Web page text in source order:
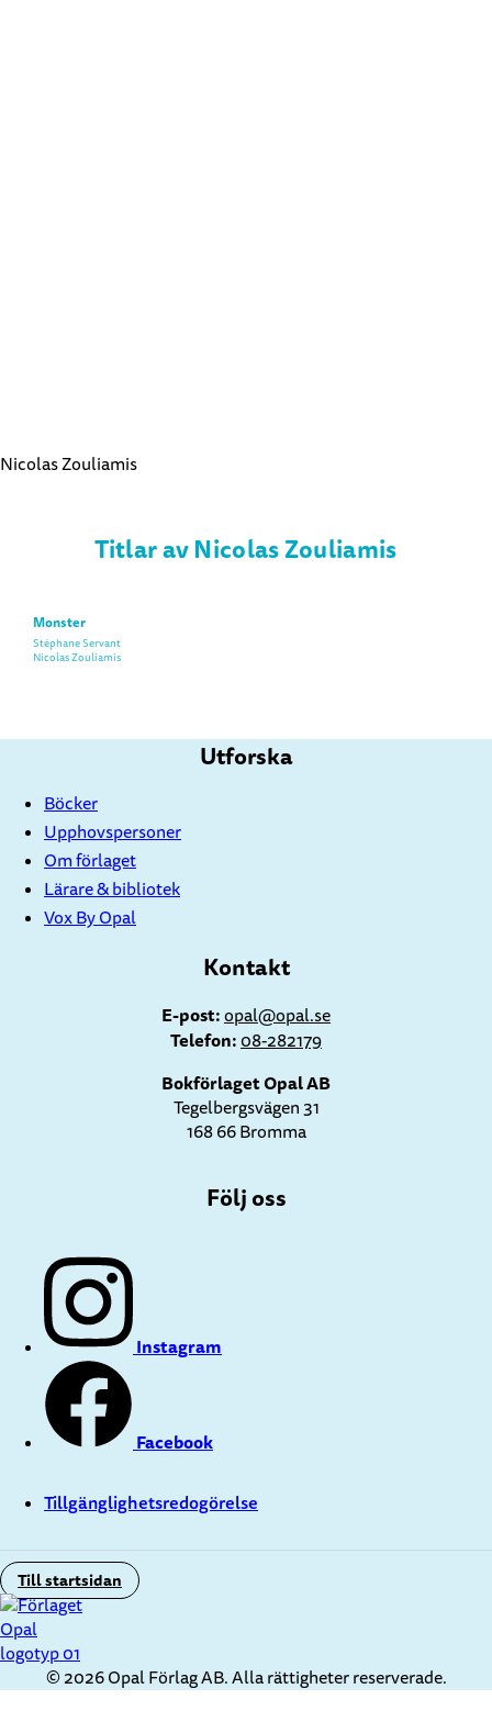
Nicolas Zouliamis
Titlar av Nicolas Zouliamis
Monster
Stéphane Servant
Nicolas Zouliamis
Utforska
Böcker
Upphovspersoner
Om förlaget
Lärare & bibliotek
Vox By Opal
Kontakt
E-post:opal@opal.se
Telefon:08-282179
Bokförlaget Opal AB
Tegelbergsvägen 31
168 66 Bromma
Följ oss
Instagram
Facebook
Tillgänglighetsredogörelse
Till startsidan
© 2026 Opal Förlag AB. Alla rättigheter reserverade.